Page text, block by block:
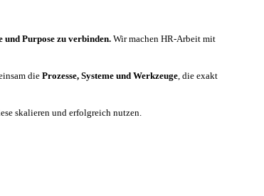
und Purpose zu verbinden. Wir machen HR-Arbeit mit
die Prozesse, Systeme und Werkzeuge, die exakt
skalieren und erfolgreich nutzen.